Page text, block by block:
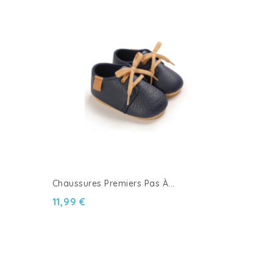
Chaussures Premiers Pas À...
11,99 €